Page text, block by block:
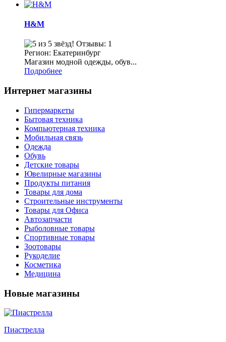
H&M
Отзывы: 1
Регион: Екатеринбург
Магазин модной одежды, обув...
Подробнее
Интернет магазины
Гипермаркеты
Бытовая техника
Компьютерная техника
Мобильная связь
Одежда
Обувь
Детские товары
Ювелирные магазины
Продукты питания
Товары для дома
Строительные инструменты
Товары для Офиса
Автозапчасти
Рыболовные товары
Спортивные товары
Зоотовары
Рукоделие
Косметика
Медицина
Новые магазины
Пиастрелла